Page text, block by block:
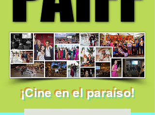
¡Cine en el paraíso!